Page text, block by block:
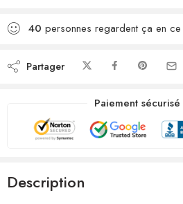
40 personnes regardent ça en ce
Partager
Paiement
Description